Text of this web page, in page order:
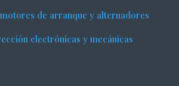
de arranque y alternadores
electrónicas y mecánicas